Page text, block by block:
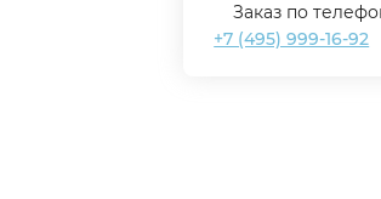
Заказ по
+7 (495) 999-16-92